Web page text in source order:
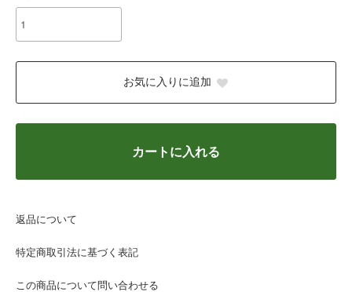
お気に入りに追加
カートに入れる
返品について
特定商取引法に基づく表記
この商品について問い合わせる